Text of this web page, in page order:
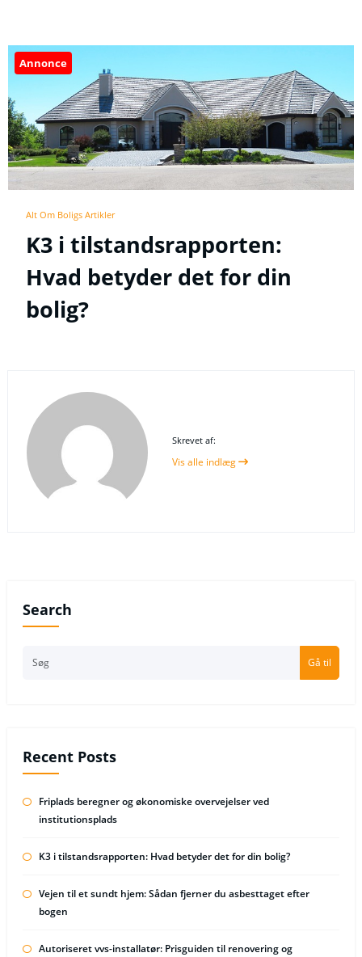
Annonce
Alt Om Boligs Artikler
K3 i tilstandsrapporten:
Hvad betyder det for din
bolig?
Skrevet af:
Vis alle indlæg
Search
Gå til
Recent Posts
Friplads beregner og økonomiske overvejelser ved
institutionsplads
K3 i tilstandsrapporten: Hvad betyder det for din bolig?
Vejen til et sundt hjem: Sådan fjerner du asbesttaget efter
bogen
Autoriseret vvs-installatør: Prisguiden til renovering og